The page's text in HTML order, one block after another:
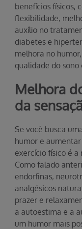
benefícios físicos,
flexibilidade,
auxílio no
diabetes e
melhora no
qualidade do
Melhora
da
Se você busca
humor e
exercício físico é a
Como falado
endorfinas,
analgésicos
prazer e
a autoestima e a
um humor mais